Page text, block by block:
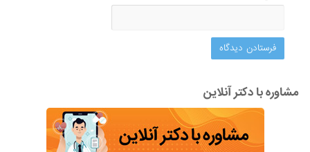
مشاوره با دکتر آنلاین